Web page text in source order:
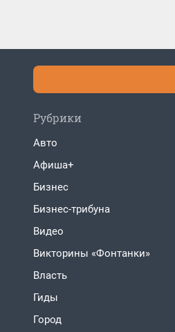
Рубрики
Авто
Афиша+
Бизнес
Бизнес-трибуна
Видео
Викторины «Фонтанки»
Власть
Гиды
Город